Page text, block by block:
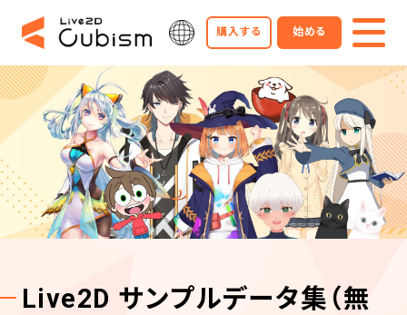
購入する 始める
Live2D サンプルデータ集 （無